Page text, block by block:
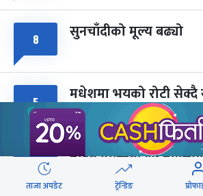
८ सुनचाँदीको मूल्य बढ्यो
५ मधेशमा भयको रोटी सेक्दै
५ मोहन तिम्सिनाजी-
अपव्याख्या नगरौं
ताजा अपडेट ट्रेन्डिङ